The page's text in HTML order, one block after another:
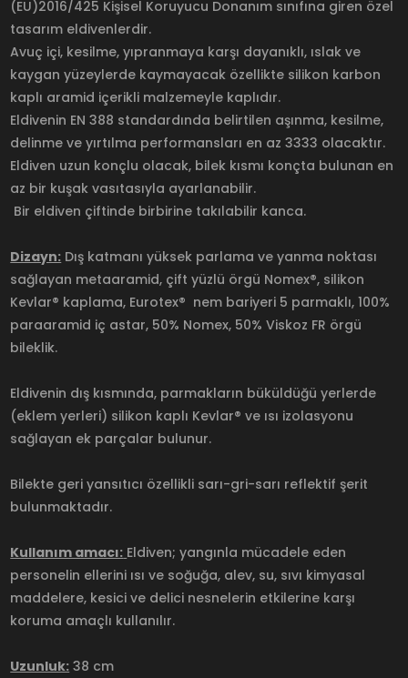
(EU)2016/425 Kişisel Koruyucu Donanım sınıfına giren özel
tasarım eldivenlerdir.
Avuç içi, kesilme, yıpranmaya karşı dayanıklı, ıslak ve
kaygan yüzeylerde kaymayacak özellikte silikon karbon
kaplı aramid içerikli malzemeyle kaplıdır.
Eldivenin EN 388 standardında belirtilen aşınma, kesilme,
delinme ve yırtılma performansları en az 3333 olacaktır.
Eldiven uzun konçlu olacak, bilek kısmı konçta bulunan en
az bir kuşak vasıtasıyla ayarlanabilir.
Bir eldiven çiftinde birbirine takılabilir kanca.
Dizayn: Dış katmanı yüksek parlama ve yanma noktası
sağlayan metaaramid, çift yüzlü örgü Nomex®, silikon
Kevlar® kaplama, Eurotex® nem bariyeri 5 parmaklı, 100%
paraaramid iç astar, 50% Nomex, 50% Viskoz FR örgü
bileklik.
Eldivenin dış kısmında, parmakların büküldüğü yerlerde
(eklem yerleri) silikon kaplı Kevlar® ve ısı izolasyonu
sağlayan ek parçalar bulunur.
Bilekte geri yansıtıcı özellikli sarı-gri-sarı reflektif şerit
bulunmaktadır.
Kullanım amacı: Eldiven; yangınla mücadele eden
personelin ellerini ısı ve soğuğa, alev, su, sıvı kimyasal
maddelere, kesici ve delici nesnelerin etkilerine karşı
koruma amaçlı kullanılır.
Uzunluk: 38 cm